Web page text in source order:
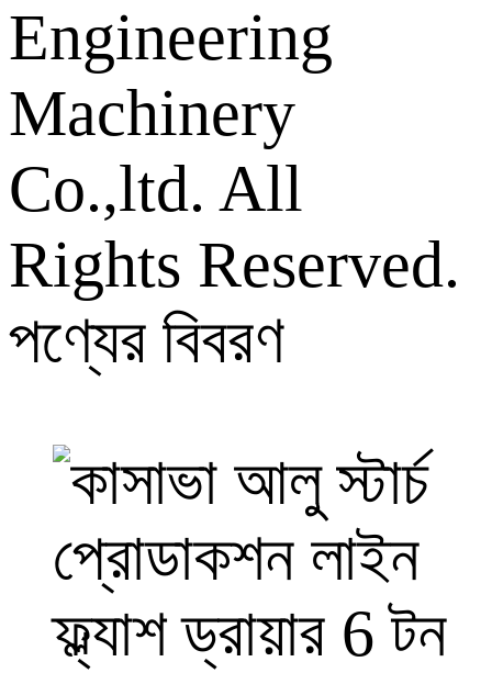
Engineering
Machinery
Co.,ltd. All
Rights Reserved.
পণ্যের বিবরণ